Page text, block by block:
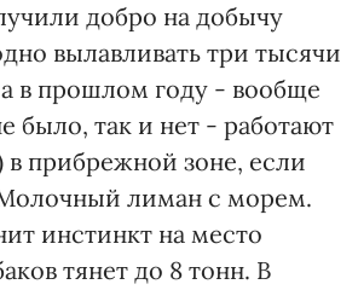
добро на добычу
вылавливать три тысячи
в прошлом году - вообще
было, так и нет - работают
прибрежной зоне, если
лиман с морем.
инстинкт на место
тянет до 8 тонн. В